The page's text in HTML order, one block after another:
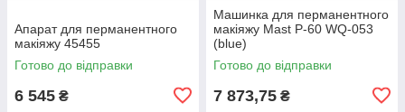
Апарат для перманентного
макіяжу 45455
Готово до відправки
6 545 ₴
Машинка для перманентного
макіяжу Mast P-60 WQ-053
(blue)
Готово до відправки
7 873,75 ₴